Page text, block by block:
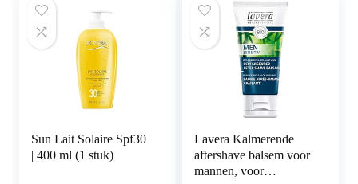
Sun Lait Solaire Spf30
| 400 ml (1 stuk)
Lavera Kalmerende
aftershave balsem voor
mannen, voor